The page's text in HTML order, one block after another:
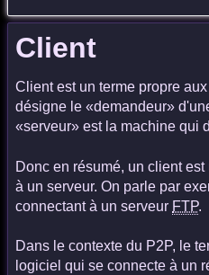
Client
Client est un terme propre
désigne le «demandeur»
«serveur» est la machine qui
Donc en résumé, un client
à un serveur. On parle par
connectant à un serveur FTP.
Dans le contexte du P2P, le
logiciel qui se connecte à un